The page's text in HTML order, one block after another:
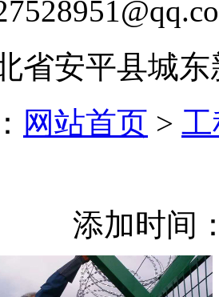
省安平县城
网站首页 >
添加时间